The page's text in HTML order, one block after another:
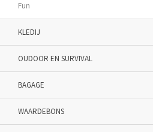
Fun
KLEDIJ
OUDOOR EN SURVIVAL
BAGAGE
WAARDEBONS